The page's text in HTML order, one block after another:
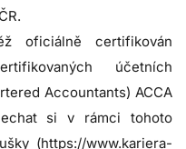
oficiálně certifikován
účetních
Accountants) ACCA
si v rámci tohoto
(https://www.kariera-